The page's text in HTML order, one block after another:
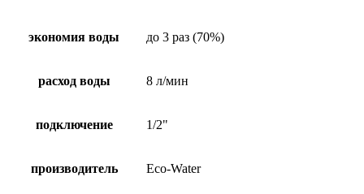
экономия воды до 3 раз (70%)
расход воды 8 л/мин
подключение 1/2"
производитель Eco-Water